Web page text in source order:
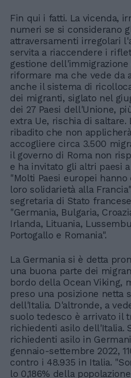
Fin qui i fatti. La vicenda,
numeri se si considerano
attraversamenti irregolari
servita a riaccendere i
gestione
riformare ma che vede da
anche il sistema di
dei migranti, siglato nel
dei 27 Paesi dell'Unione,
extra Ue, rischia di saltare.
ribadito che non
accogliere circa 3.500
il governo di Roma non
e ha invitato gli altri paesi
"Molti Paesi europei
loro solidarietà alla
segretaria di Stato
"Germania, Bulgaria,
Irlanda, Lituania,
Portogallo e Romania".
La Germania si è detta
una buona parte dei
bordo della Ocean Viking,
preso una posizione netta
dell'Italia. D'altronde, a
suolo tedesco è arrivato il
richiedenti asilo dell'Italia.
richiedenti asilo in
gennaio-settembre 2022,
contro i 48.935 in Italia.
lo 0,186% della